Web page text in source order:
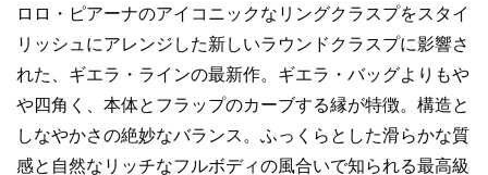
ネ
イ
ビ
ー
ブ
ル
ロロ・ピアーナのアイコニックなリングクラスプをスタイ
リッシュにアレンジした新しいラウンドクラスプに影響さ
れた、ギエラ・ラインの最新作。ギエラ・バッグよりもや
や四角く、本体とフラップのカーブする縁が特徴。構造と
しなやかさの絶妙なバランス。ふっくらとした滑らかな質
感と自然なリッチなフルボディの風合いで知られる最高級